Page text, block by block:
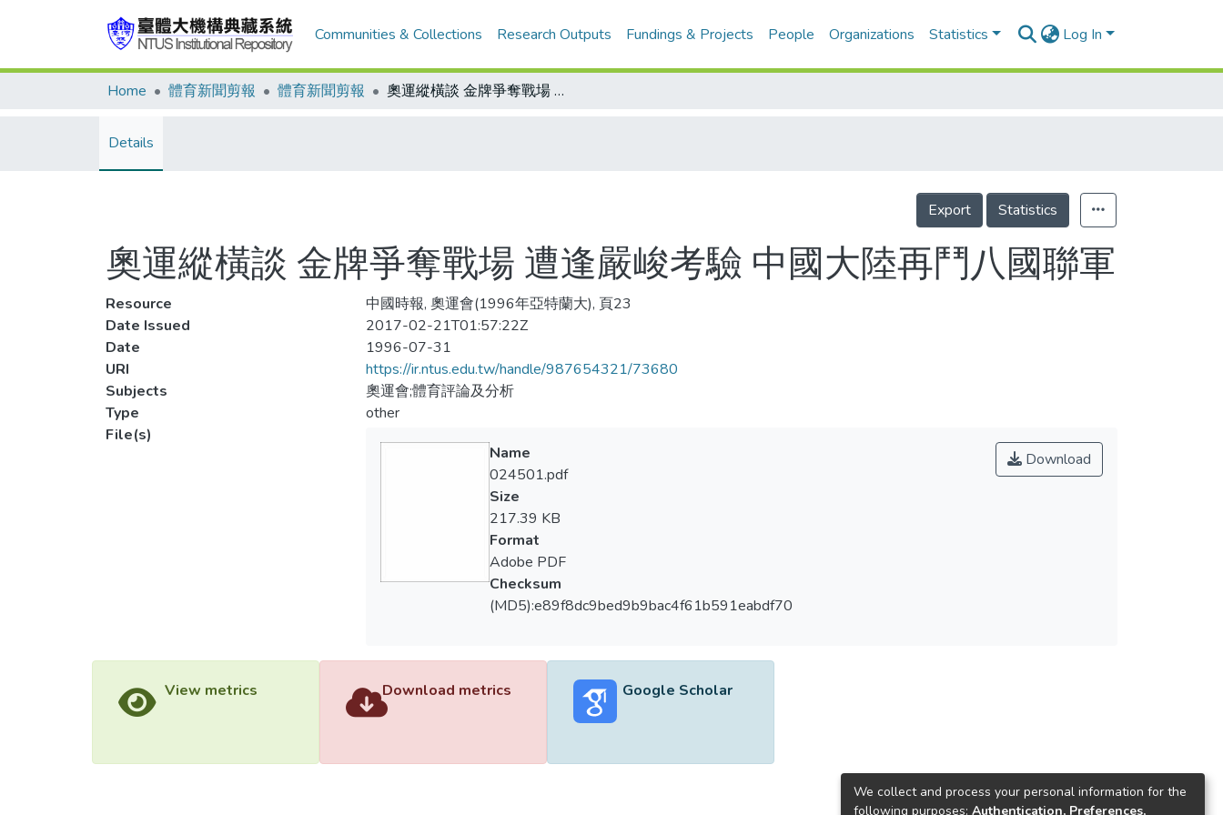
Communities & Collections Research Outputs Fundings & Projects People Organizations Statistics Log In
Home 體育新聞剪報 體育新聞剪報 奧運縱橫談 金牌爭奪戰場 遭逢嚴峻考驗 中國大陸再鬥八國聯軍
Details
Export Statistics
奧運縱橫談 金牌爭奪戰場 遭逢嚴峻考驗 中國大陸再鬥八國聯軍
Resource
中國時報, 奧運會(1996年亞特蘭大), 頁23
Date Issued
2017-02-21T01:57:22Z
Date
1996-07-31
URI
https://ir.ntus.edu.tw/handle/987654321/73680
Subjects
奧運會;體育評論及分析
Type
other
File(s)
Download
Name
024501.pdf
Size
217.39 KB
Format
Adobe PDF
Checksum
(MD5):e89f8dc9bed9b9bac4f61b591eabdf70
View metrics Download metrics Google Scholar
We collect and process your personal information for the
following purposes: Authentication, Preferences,